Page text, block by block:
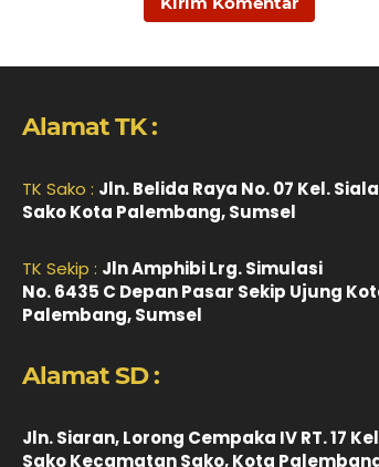
Alamat TK :
TK Sako : Jln. Belida Raya No. 07 Kel.
Sako Kota Palembang, Sumsel
TK Sekip : Jln Amphibi Lrg. Simulasi
No. 6435 C Depan Pasar Sekip Ujung
Palembang, Sumsel
Alamat SD :
Jln. Siaran, Lorong Cempaka IV RT. 17
Sako Kecamatan Sako, Kota